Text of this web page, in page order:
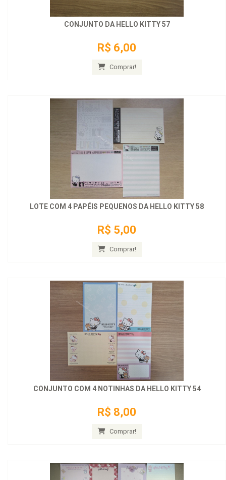
CONJUNTO DA HELLO KITTY 57
R$ 6,00
Comprar!
LOTE COM 4 PAPÉIS PEQUENOS DA HELLO KITTY 58
R$ 5,00
Comprar!
CONJUNTO COM 4 NOTINHAS DA HELLO KITTY 54
R$ 8,00
Comprar!